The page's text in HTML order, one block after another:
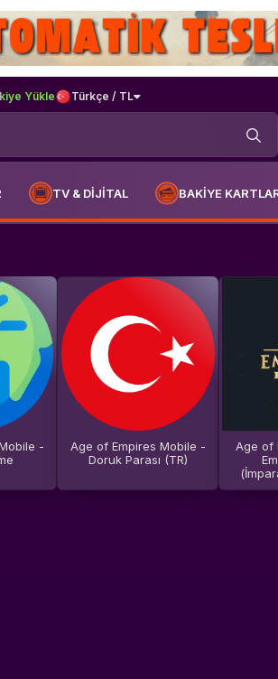
Yükle Türkçe / TL
TV & DİJİTAL BAKİYE
-
Age of Empires Mobile -
Doruk Parası (TR)
Age of